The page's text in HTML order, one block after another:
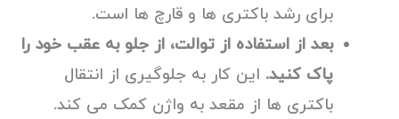
برای رشد باکتری ها و قارچ ها است.
بعد از استفاده از توالت، از جلو به عقب خود را
پاک کنید. این کار به جلوگیری از انتقال
باکتری ها از مقعد به واژن کمک می کند.